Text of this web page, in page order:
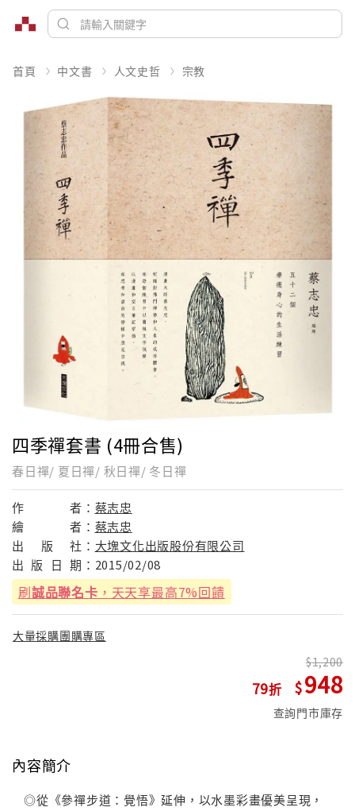
首頁 中文書 人文史哲 宗教
四季禪套書 (4冊合售)
春日禪/ 夏日禪/ 秋日禪/ 冬日禪
作 者： 蔡志忠
繪
者： 蔡志忠
出
版 社： 大塊文化出版股份有限公司
出 版 日 期： 2015/02/08
刷誠品聯名卡 ，天天享最高7%回饋
大量採購團購專區
79
1,200
948
查詢門市庫存
內容簡介
◎從《參禪步道：覺悟》延伸，以水墨彩畫優美呈現，